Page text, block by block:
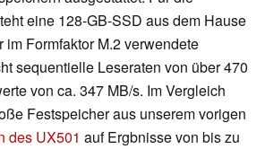
eine 128-GB-SSD aus dem Hause
Formfaktor M.2 verwendete
sequentielle Leseraten von über 470
von ca. 347 MB/s. Im Vergleich
Festspeicher aus unserem vorigen
des UX501 auf Ergbnisse von bis zu